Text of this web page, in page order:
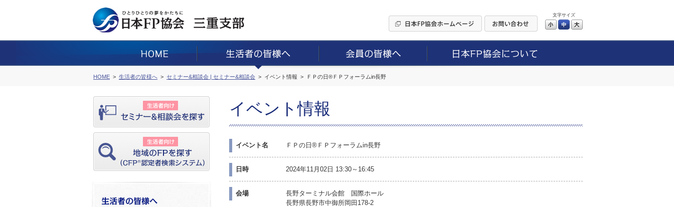
文字サイズ
小 中
HOME 生活者の皆様へ セミナー&相談会 | セミナー&相談会 イベント情報 ＦＰの日®ＦＰフォーラムin長野
イベント情報
イベント名 ＦＰの日®ＦＰフォーラムin長野
日時 2024年11月02日 13:30～16:45
会場
長野ターミナル会館 国際ホール
長野県長野市中御所岡田178-2